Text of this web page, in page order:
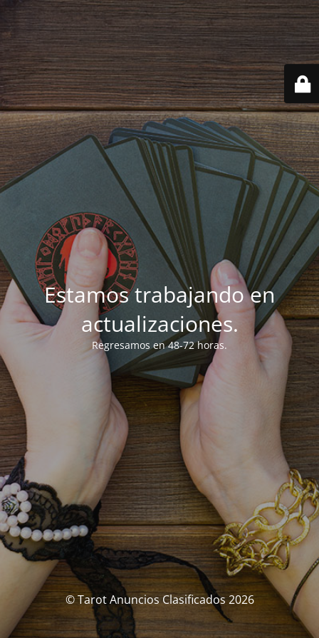
Estamos trabajando en
actualizaciones.
Regresamos en 48-72 horas.
© Tarot Anuncios Clasificados 2026